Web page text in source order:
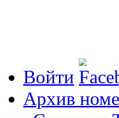
Войти
Архив